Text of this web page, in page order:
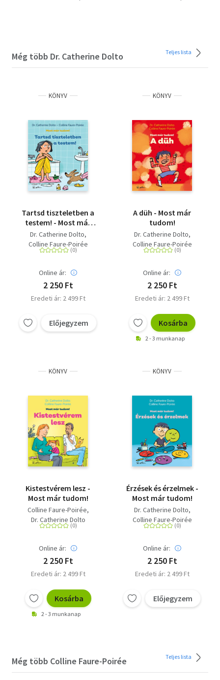
Még több Dr. Catherine Dolto Teljes lista
KÖNYV
Tartsd tiszteletben a
testem! - Most már
tudom!
Dr. Catherine Dolto
Colline Faure-Poirée
Online ár:
2 250 Ft
Eredeti ár: 2 499 Ft
Előjegyzem
KÖNYV
A düh - Most már
tudom!
Dr. Catherine Dolto
Colline Faure-Poirée
Online ár:
2 250 Ft
Eredeti ár: 2 499 Ft
Kosárba
2 - 3 munkanap
KÖNYV
Kistestvérem lesz -
Most már tudom!
Colline Faure-Poirée
Dr. Catherine Dolto
Online ár:
2 250 Ft
Eredeti ár: 2 499 Ft
Kosárba
2 - 3 munkanap
KÖNYV
Érzések és érzelmek -
Most már tudom!
Dr. Catherine Dolto
Colline Faure-Poirée
Online ár:
2 250 Ft
Eredeti ár: 2 499 Ft
Előjegyzem
Még több Colline Faure-Poirée Teljes lista